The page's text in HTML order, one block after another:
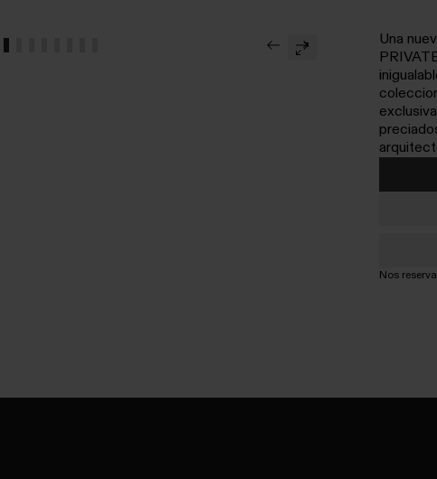
Una
Nos